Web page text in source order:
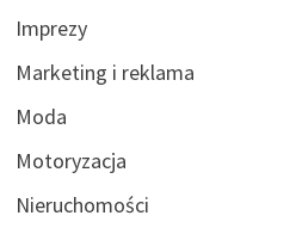
Imprezy
Marketing i reklama
Moda
Motoryzacja
Nieruchomości